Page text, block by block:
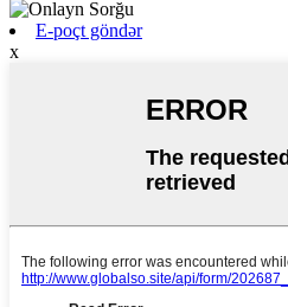
E-poçt göndər
x